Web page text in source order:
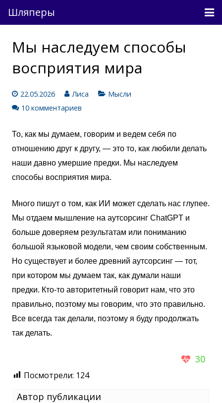
Шляперы
Непричесанные мысли
Мы наследуем способы
восприятия мира
22.05.2026 Лиса
Мысли
10 комментариев
То, как мы думаем, говорим и ведем себя по
отношению друг к другу, — это то, как любили делать
наши давно умершие предки. Мы наследуем
способы восприятия мира.
Много пишут о том, как ИИ может сделать нас глупее.
Мы отдаем мышление на аутсорсинг ChatGPT и
больше доверяем результатам или пониманию
большой языковой модели, чем своим собственным.
Но существует и более древний аутсорсинг — тот,
при котором мы думаем так, как думали наши
предки. Кто-то авторитетный говорит нам, что это
правильно, поэтому мы говорим, что это правильно.
Все всегда так делали, поэтому я буду продолжать
так делать.
30
Посмотрели: 124
Автор публикации